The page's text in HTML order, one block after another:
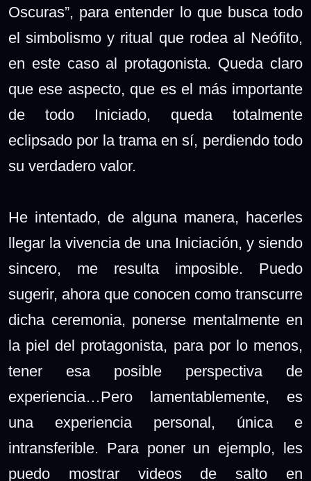
Oscuras”, para entender lo que busca todo
el simbolismo y ritual que rodea al Neófito,
en este caso al protagonista. Queda claro
que ese aspecto, que es el más importante
de todo Iniciado, queda totalmente
eclipsado por la trama en sí, perdiendo todo
su verdadero valor.
He intentado, de alguna manera, hacerles
llegar la vivencia de una Iniciación, y siendo
sincero, me resulta imposible. Puedo
sugerir, ahora que conocen como transcurre
dicha ceremonia, ponerse mentalmente en
la piel del protagonista, para por lo menos,
tener esa posible perspectiva de
experiencia…Pero lamentablemente, es
una experiencia personal, única e
intransferible. Para poner un ejemplo, les
puedo mostrar videos de salto en